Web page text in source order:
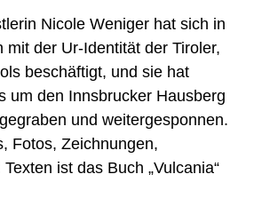
Nicole Weniger hat sich in
mit der Ur-Identität der Tiroler,
beschäftigt, und sie hat
um den Innsbrucker Hausberg
und weitergesponnen.
Fotos, Zeichnungen,
ist das Buch „Vulcania“